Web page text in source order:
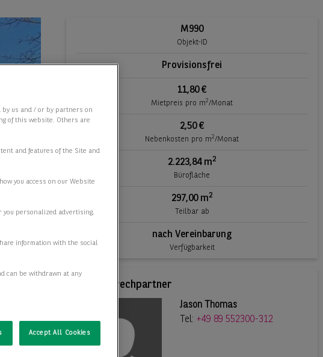
M990
Objekt-ID
Provisionsfrei
11,80 €
Mietpreis pro m2/Monat
2,50 €
Nebenkosten pro m2/Monat
2.223,84 m2
Bürofläche
297,00 m2
Teilbar ab
nach Vereinbarung
Verfügbarkeit
Ihr Ansprechpartner
Jason Thomas
Tel: +49 89 552300-312
by us and / or by partners on
of this website. Others are
and features of the Site and
you access on our Website
personalized advertising,
information with the social
can be withdrawn at any
Accept All Cookies